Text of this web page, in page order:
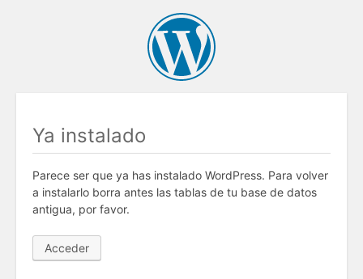
Ya instalado
Parece ser que ya has instalado WordPress. Para volver
a instalarlo borra antes las tablas de tu base de datos
antigua, por favor.
Acceder